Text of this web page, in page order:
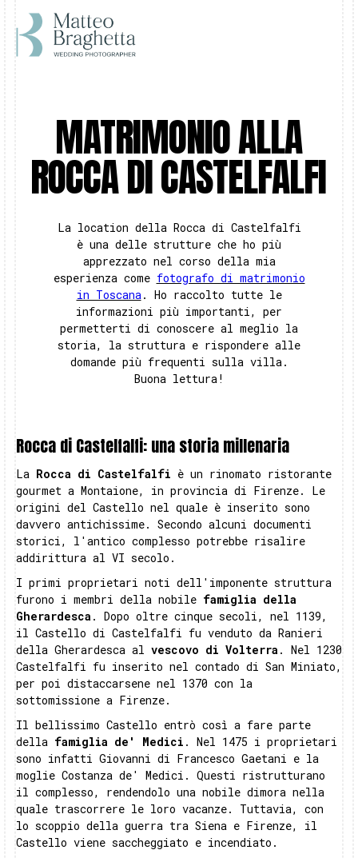
MATRIMONIO ALLA
ROCCA DI CASTELFALFI
La location della Rocca di Castelfalfi
è una delle strutture che ho più
apprezzato nel corso della mia
esperienza come fotografo di matrimonio
in Toscana . Ho raccolto tutte le
informazioni più importanti, per
permetterti di conoscere al meglio la
storia, la struttura e rispondere alle
domande più frequenti sulla villa.
Buona lettura!
Rocca di Castelfalfi: una storia millenaria
La Rocca di Castelfalfi è un rinomato ristorante
gourmet a Montaione, in provincia di Firenze. Le
origini del Castello nel quale è inserito sono
davvero antichissime. Secondo alcuni documenti
storici, l'antico complesso potrebbe risalire
addirittura al VI secolo.
I primi proprietari noti dell'imponente struttura
furono i membri della nobile famiglia della
Gherardesca . Dopo oltre cinque secoli, nel 1139,
il Castello di Castelfalfi fu venduto da Ranieri
della Gherardesca al vescovo di Volterra . Nel 1230
Castelfalfi fu inserito nel contado di San Miniato,
per poi distaccarsene nel 1370 con la
sottomissione a Firenze.
Il bellissimo Castello entrò così a fare parte
della famiglia de' Medici . Nel 1475 i proprietari
sono infatti Giovanni di Francesco Gaetani e la
moglie Costanza de' Medici. Questi ristrutturano
il complesso, rendendolo una nobile dimora nella
quale trascorrere le loro vacanze. Tuttavia, con
lo scoppio della guerra tra Siena e Firenze, il
Castello viene saccheggiato e incendiato.